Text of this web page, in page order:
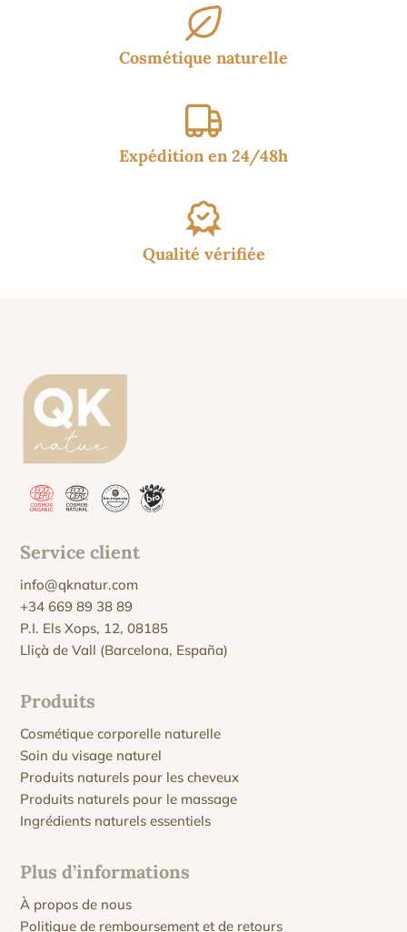
Cosmétique naturelle
Expédition en 24/48h
Qualité vérifiée
Service client
info@qknatur.com
+34 669 89 38 89
P.I. Els Xops, 12, 08185
Lliçà de Vall (Barcelona, España)
Produits
Cosmétique corporelle naturelle
Soin du visage naturel
Produits naturels pour les cheveux
Produits naturels pour le massage
Ingrédients naturels essentiels
Plus d’informations
À propos de nous
Politique de remboursement et de retours